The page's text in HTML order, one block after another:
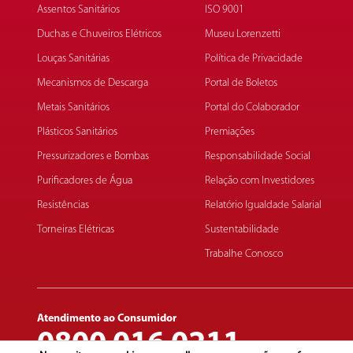
Assentos Sanitários
Duchas e Chuveiros Elétricos
Louças Sanitárias
Mecanismos de Descarga
Metais Sanitários
Plásticos Sanitários
Pressurizadores e Bombas
Purificadores de Água
Resistências
Torneiras Elétricas
ISO 9001
Museu Lorenzetti
Política de Privacidade
Portal de Boletos
Portal do Colaborador
Premiações
Responsabilidade Social
Relação com Investidores
Relatório Igualdade Salarial
Sustentabilidade
Trabalhe Conosco
Atendimento ao Consumidor
0800 016 0211